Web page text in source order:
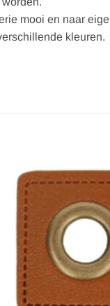
mooi en naar
kleuren.